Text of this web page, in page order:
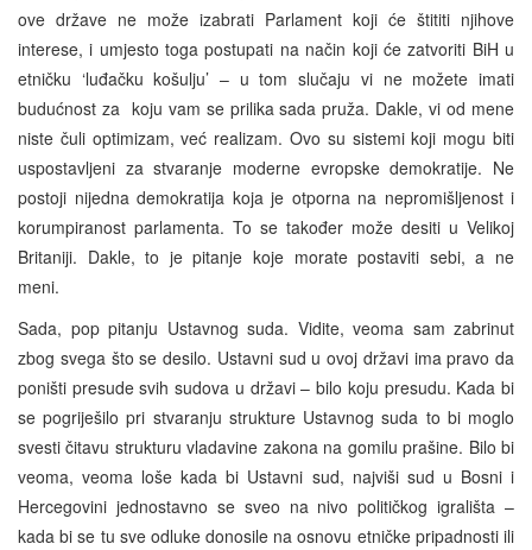
ove države ne može izabrati Parlament koji će štititi njihove
interese, i umjesto toga postupati na način koji će zatvoriti BiH u
etničku ‘luđačku košulju’ – u tom slučaju vi ne možete imati
budućnost za koju vam se prilika sada pruža. Dakle, vi od mene
niste čuli optimizam, već realizam. Ovo su sistemi koji mogu biti
uspostavljeni za stvaranje moderne evropske demokratije. Ne
postoji nijedna demokratija koja je otporna na nepromišljenost i
korumpiranost parlamenta. To se također može desiti u Velikoj
Britaniji. Dakle, to je pitanje koje morate postaviti sebi, a ne
meni.
Sada, pop pitanju Ustavnog suda. Vidite, veoma sam zabrinut
zbog svega što se desilo. Ustavni sud u ovoj državi ima pravo da
poništi presude svih sudova u državi – bilo koju presudu. Kada bi
se pogriješilo pri stvaranju strukture Ustavnog suda to bi moglo
svesti čitavu strukturu vladavine zakona na gomilu prašine. Bilo bi
veoma, veoma loše kada bi Ustavni sud, najviši sud u Bosni i
Hercegovini jednostavno se sveo na nivo političkog igrališta –
kada bi se tu sve odluke donosile na osnovu etničke pripadnosti ili